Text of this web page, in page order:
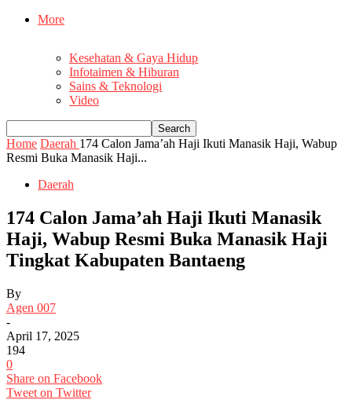
More
Kesehatan & Gaya Hidup
Infotaimen & Hiburan
Sains & Teknologi
Video
Home Daerah 174 Calon Jama’ah Haji Ikuti Manasik Haji, Wabup
Resmi Buka Manasik Haji...
Daerah
174 Calon Jama’ah Haji Ikuti Manasik
Haji, Wabup Resmi Buka Manasik Haji
Tingkat Kabupaten Bantaeng
By
Agen 007
-
April 17, 2025
194
0
Share on Facebook
Tweet on Twitter